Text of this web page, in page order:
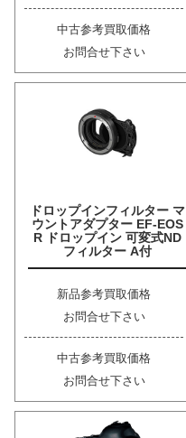
中古参考買取価格
お問合せ下さい
ドロップインフィルター マ
ウントアダプター EF-EOS
R ドロップイン 可変式ND
フィルター A付
新品参考買取価格
お問合せ下さい
中古参考買取価格
お問合せ下さい